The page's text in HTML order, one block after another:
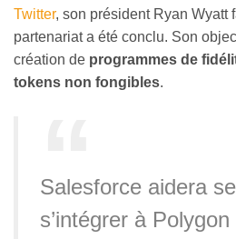
Twitter, son président Ryan Wyatt
partenariat a été conclu. Son
création de programmes de
tokens non fongibles.
Salesforce aidera
s’intégrer à